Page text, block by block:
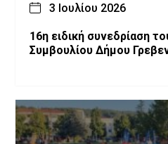
3 Ιουλίου 2026
16η ειδική συνεδρίαση
Συμβουλίου Δήμου